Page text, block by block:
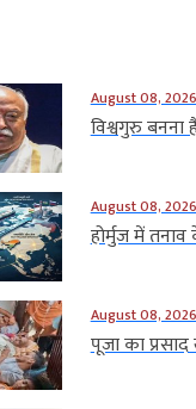
August 08, 2026
विश्वगुरु बनना
August 08, 2026
होर्मुज में
August 08, 2026
पूजा का